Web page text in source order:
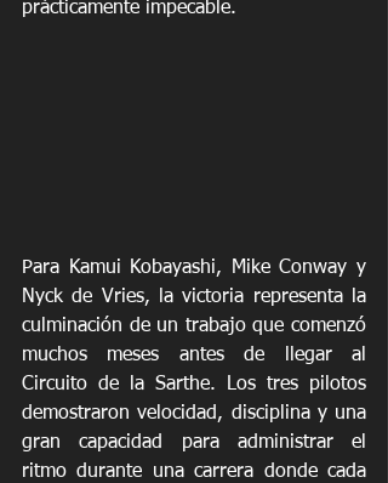
prácticamente impecable.
Para Kamui Kobayashi, Mike Conway y
Nyck de Vries, la victoria representa la
culminación de un trabajo que comenzó
muchos meses antes de llegar al
Circuito de la Sarthe. Los tres pilotos
demostraron velocidad, disciplina y una
gran capacidad para administrar el
ritmo durante una carrera donde cada